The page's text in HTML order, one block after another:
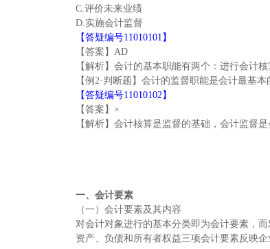
C.评价未来业绩
D.实施会计监督
【答疑编号11010101】
【答案】AD
【解析】会计的基本职能有两个：进行会计核
【例2·判断题】会计的监督职能是会计最基本
【答疑编号11010102】
【答案】×
【解析】会计核算是监督的基础，会计监督是
一、会计要素
（一）会计要素及其内容
对会计对象进行的基本分类即为会计要素，而
资产、负债和所有者权益三项会计要素反映企